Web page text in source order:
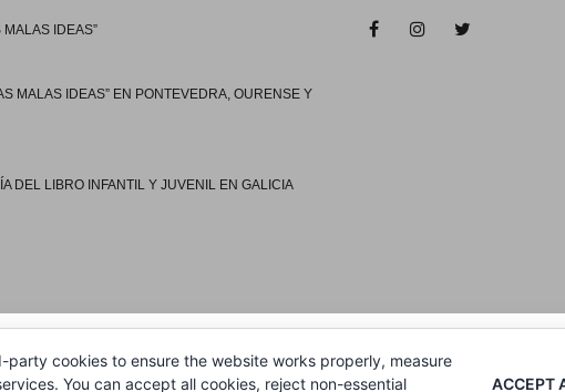
IDEAS”
MALAS IDEAS” EN PONTEVEDRA, OURENSE Y
DEL LIBRO INFANTIL Y JUVENIL EN GALICIA
party cookies to ensure the website works properly, measure
You can accept all cookies, reject non-essential
ACCEPT